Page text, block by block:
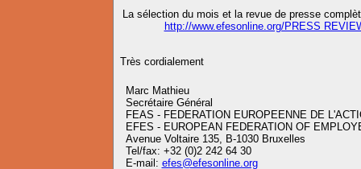
La sélection du mois et la revue de presse
http://www.efesonline.org/PRESS
Très cordialement
Marc Mathieu
Secrétaire Général
FEAS - FEDERATION EUROPEENNE DE
EFES - EUROPEAN FEDERATION OF
Avenue Voltaire 135, B-1030 Bruxelles
Tel/fax: +32 (0)2 242 64 30
E-mail: efes@efesonline.org